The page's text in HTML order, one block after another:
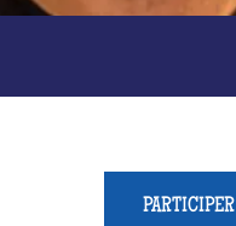
PARTICIPER